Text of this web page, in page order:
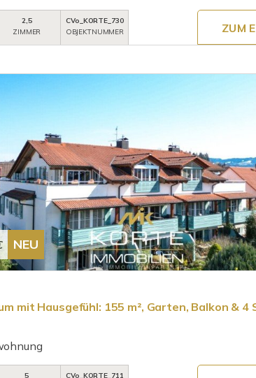
2,5
ZIMMER
CVo_KORTE_730
OBJEKTNUMMER
ZUM
NEU
mit Hausgefühl: 155 m², Garten, Balkon & 4
5
CVo_KORTE_711